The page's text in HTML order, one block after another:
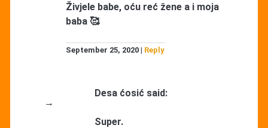
Živjele babe, oću reć žene a i moja
baba 🥰
September 25, 2020 Reply
Desa ćosić said:
Super.